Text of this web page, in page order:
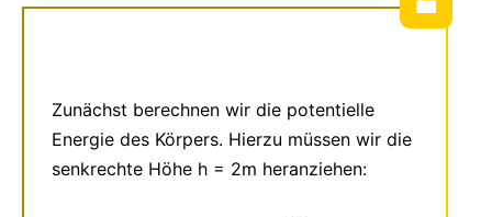
Zunächst berechnen wir die potentielle
Energie des Körpers. Hierzu müssen wir die
senkrechte Höhe h = 2m heranziehen: